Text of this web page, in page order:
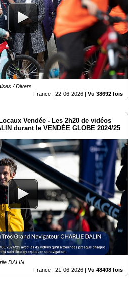
/ Divers
France | 22-06-2026 | Vu 38692 fois
Vendée - Les 2h20 de vidéos
durant le VENDÉE GLOBE 2024/25
DALIN
France | 21-06-2026 | Vu 48408 fois